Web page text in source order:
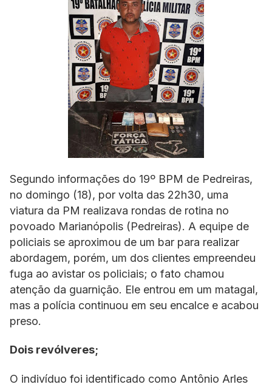
Segundo informações do 19º BPM de Pedreiras,
no domingo (18), por volta das 22h30, uma
viatura da PM realizava rondas de rotina no
povoado Marianópolis (Pedreiras). A equipe de
policiais se aproximou de um bar para realizar
abordagem, porém, um dos clientes empreendeu
fuga ao avistar os policiais; o fato chamou
atenção da guarnição. Ele entrou em um matagal,
mas a polícia continuou em seu encalce e acabou
preso.
Dois revólveres;
O indivíduo foi identificado como Antônio Arles